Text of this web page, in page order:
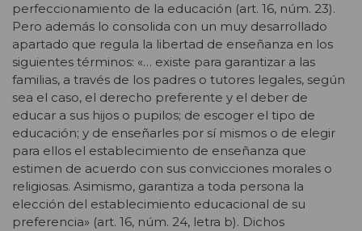
perfeccionamiento de la educación (art. 16, núm. 23).
Pero además lo consolida con un muy desarrollado
apartado que regula la libertad de enseñanza en los
siguientes términos: «… existe para garantizar a las
familias, a través de los padres o tutores legales, según
sea el caso, el derecho preferente y el deber de
educar a sus hijos o pupilos; de escoger el tipo de
educación; y de enseñarles por sí mismos o de elegir
para ellos el establecimiento de enseñanza que
estimen de acuerdo con sus convicciones morales o
religiosas. Asimismo, garantiza a toda persona la
elección del establecimiento educacional de su
preferencia» (art. 16, núm. 24, letra b). Dichos